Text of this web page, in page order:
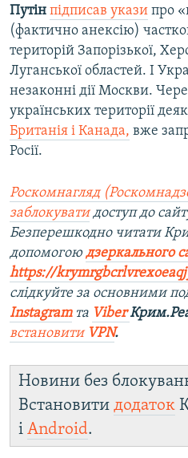
Путін підписав укази про
(фактично анексію)
територій Запорізької,
Луганської областей. І
незаконні дії Москви.
українських території
Британія і Канада, вже
Росії.
Роскомнагляд
заблокуватидоступ до
Безперешкодно читати
допомогою дзеркального
https://
слідкуйте за основними
Instagramта Viber
встановити VPN.
Новини без
Встановити додаток
і Android.